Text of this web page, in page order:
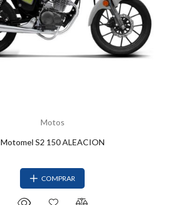
Motos
Motomel S2 150 ALEACION
COMPRAR